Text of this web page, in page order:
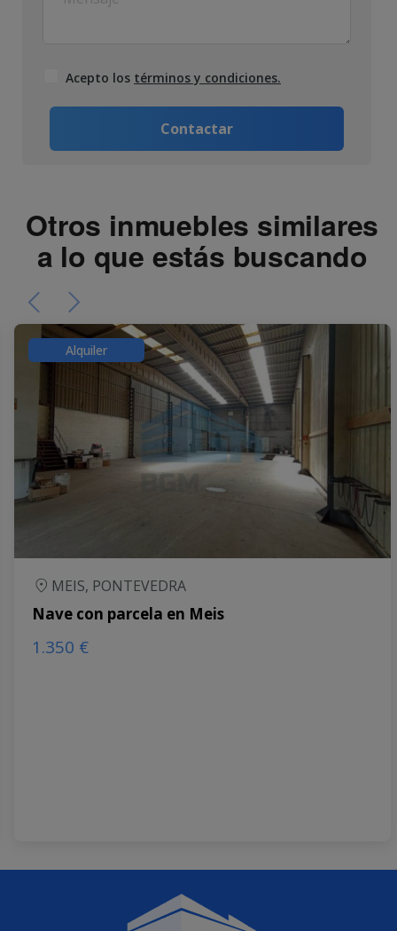
Acepto los términos y condiciones.
Contactar
Otros inmuebles similares
a lo que estás buscando
MEIS, PONTEVEDRA
Nave con parcela en Meis
1.350 €
Alquiler